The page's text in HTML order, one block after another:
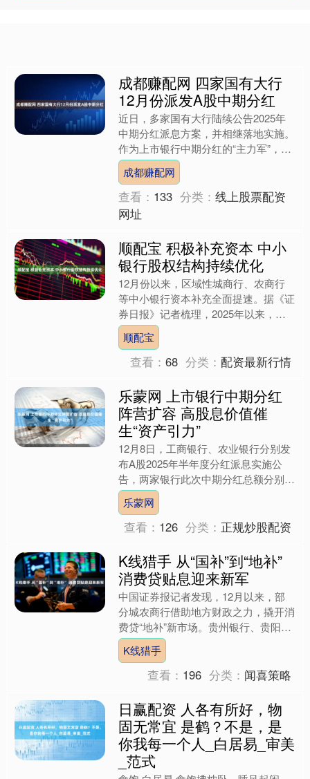
成都赚配网 四家国有大行
12月份派发A股中期分红
近日，多家国有大行陆续公告2025年
中期分红派息方案，并相继落地实施。
作为上市银行中期分红的“主力军”，国
有六大行本次中期现金分红总额预计超
2000亿元，分红比....
成都赚配网
查看： 133 分类：线上股票配资
网址
顺配宝 积极补充资本 中小
银行股权结构持续优化
12月份以来，区域性城商行、农商行
等中小银行资本补充全面提速。据《证
券日报》记者梳理，2025年以来，这
类机构密集通过引入外部股东、定向增
发等路径“补血”，地方....
顺配宝
查看：68 分类：配资最新行情
乐蒙网 上市银行中期分红
阵营扩容 高股息价值催
生“资产引力”
12月8日，工商银行、农业银行分别发
布A股2025年半年度分红派息实施公
告，两家银行此次中期分红总额分别为
503.96亿元、418.23亿元，其中派发A
股现金股....
乐蒙网
查看： 126 分类： 正规炒股配资
K线猎手 从“国补”到“地补”
消费贷贴息迎来新军
中国证券报记者发现，12月以来，部
分城农商行借助地方财政之力，撬开消
费贷“地补”新市场。贵州银行、贵阳银
行、成都银行、成都农商行等区域性银
行表示，为降低居民消费....
K线猎手
查看： 196 分类： 闻喜策略
日赢配资 人各有所好，物
固无常宜 是鹤？不是，是
你我每一个人_白居易_审美
_范式